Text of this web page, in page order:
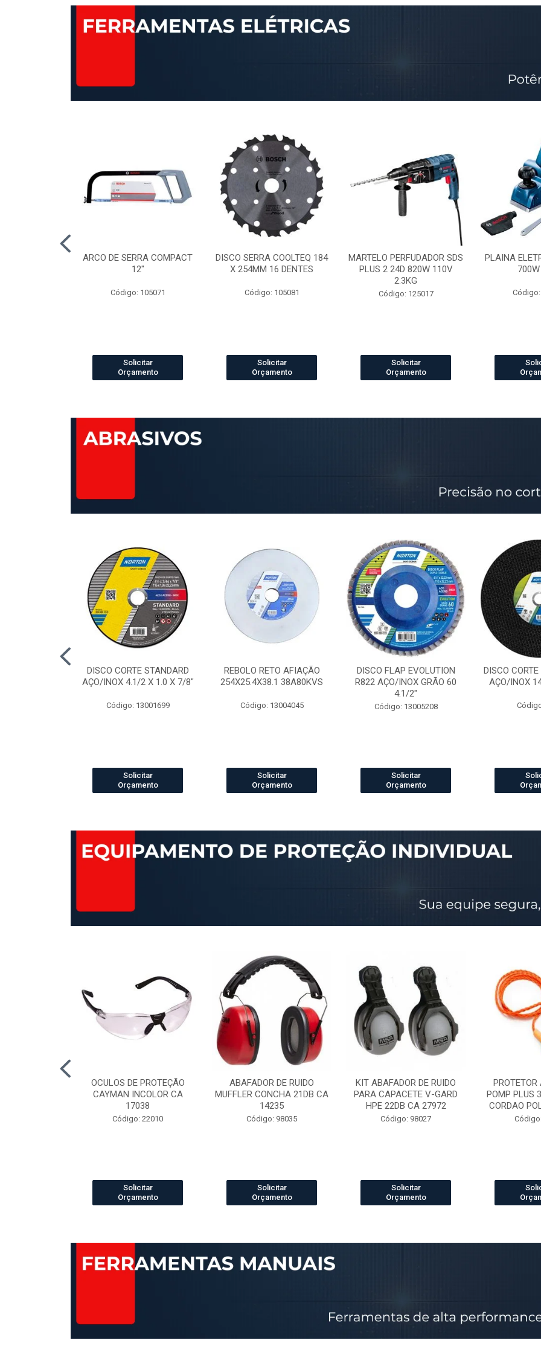
ARCO DE SERRA COMPACT
12"
Código: 105071
Solicitar
Orçamento
DISCO SERRA COOLTEQ 184
X 254MM 16 DENTES
Código: 105081
Solicitar
Orçamento
MARTELO PERFUDADOR SDS
PLUS 2 24D 820W 110V
2.3KG
Código: 125017
Solicitar
Orçamento
PLAINA
DISCO CORTE STANDARD
AÇO/INOX 4.1/2 X 1.0 X 7/8"
Código: 13001699
Solicitar
Orçamento
REBOLO RETO AFIAÇÃO
254X25.4X38.1 38A80KVS
Código: 13004045
Solicitar
Orçamento
DISCO FLAP EVOLUTION
R822 AÇO/INOX GRÃO 60
4.1/2"
Código: 13005208
Solicitar
Orçamento
DISCO
AÇO/INOX
OCULOS DE PROTEÇÃO
CAYMAN INCOLOR CA
17038
Código: 22010
Solicitar
Orçamento
ABAFADOR DE RUIDO
MUFFLER CONCHA 21DB CA
14235
Código: 98035
Solicitar
Orçamento
KIT ABAFADOR DE RUIDO
PARA CAPACETE V-GARD
HPE 22DB CA 27972
Código: 98027
Solicitar
Orçamento
POMP PLUS
CORDAO